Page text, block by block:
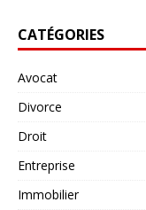
CATÉGORIES
Avocat
Divorce
Droit
Entreprise
Immobilier